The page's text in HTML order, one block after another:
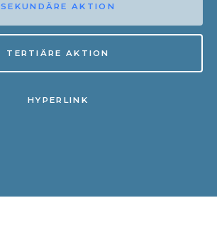
SEKUNDÄRE AKTION
TERTIÄRE AKTION
HYPERLINK